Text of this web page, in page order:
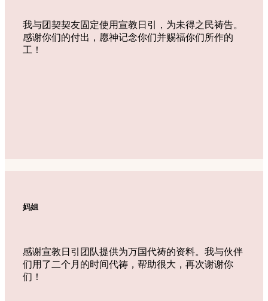
我与团契契友固定使用宣教日引，为未得之民祷告。
感谢你们的付出，愿神记念你们并赐福你们所作的
工！
妈姐
感谢宣教日引团队提供为万国代祷的资料。我与伙伴
们用了二个月的时间代祷，帮助很大，再次谢谢你
们！